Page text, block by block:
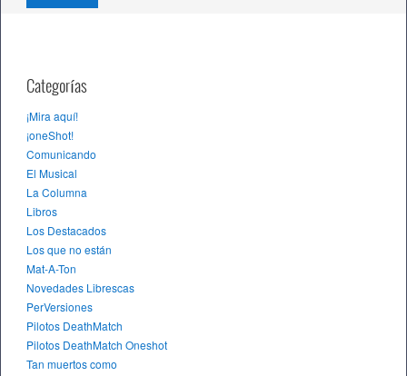
Categorías
¡Mira aquí!
¡oneShot!
Comunicando
El Musical
La Columna
Libros
Los Destacados
Los que no están
Mat-A-Ton
Novedades Librescas
PerVersiones
Pilotos DeathMatch
Pilotos DeathMatch Oneshot
Tan muertos como